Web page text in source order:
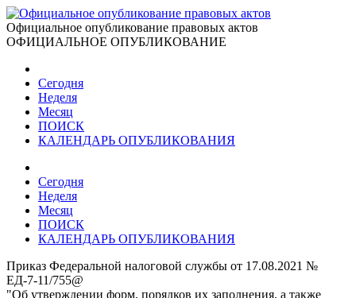
Официальное опубликование правовых актов
ОФИЦИАЛЬНОЕ ОПУБЛИКОВАНИЕ
Сегодня
Неделя
Месяц
ПОИСК
КАЛЕНДАРЬ ОПУБЛИКОВАНИЯ
Сегодня
Неделя
Месяц
ПОИСК
КАЛЕНДАРЬ ОПУБЛИКОВАНИЯ
Приказ Федеральной налоговой службы от 17.08.2021 №
ЕД-7-11/755@
"Об утверждении форм, порядков их заполнения, а также